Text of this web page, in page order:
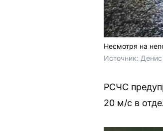
Несмотря на
Источник: Денис
РСЧС
20 м/с в